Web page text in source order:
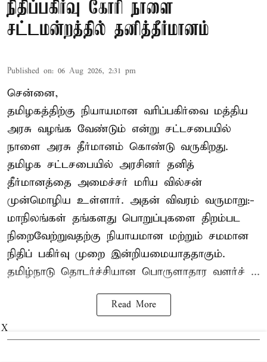
நிதிப்பகிர்வு கோரி நாளை
சட்டமன்றத்தில் தனித்தீர்மானம்
Published on: 06 Aug 2026, 2:31 pm
சென்னை,
தமிழகத்திற்கு நியாயமான வரிப்பகிர்வை மத்திய
அரசு வழங்க வேண்டும் என்று சட்டசபையில்
நாளை அரசு தீர்மானம் கொண்டு வருகிறது.
தமிழக சட்டசபையில் அரசினர் தனித்
தீர்மானத்தை அமைச்சர் மரிய வில்சன்
முன்மொழிய உள்ளார். அதன் விவரம் வருமாறு:-
மாநிலங்கள் தங்களது பொறுப்புகளை திறம்பட
நிறைவேற்றுவதற்கு நியாயமான மற்றும் சமமான
நிதிப் பகிர்வு முறை இன்றியமையாததாகும்.
தமிழ்நாடு தொடர்ச்சியான பொருளாதார வளர்ச் ...
Read More
X